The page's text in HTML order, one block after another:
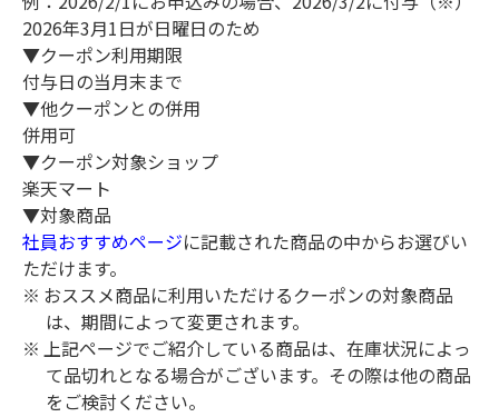
2026年3月1日が日曜日のため
▼クーポン利用期限
付与日の当月末まで
▼他クーポンとの併用
併用可
▼クーポン対象ショップ
楽天マート
▼対象商品
社員おすすめページに記載された商品の中からお選びい
ただけます。
おススメ商品に利用いただけるクーポンの対象商品
は、期間によって変更されます。
上記ページでご紹介している商品は、在庫状況によっ
て品切れとなる場合がございます。その際は他の商品
をご検討ください。